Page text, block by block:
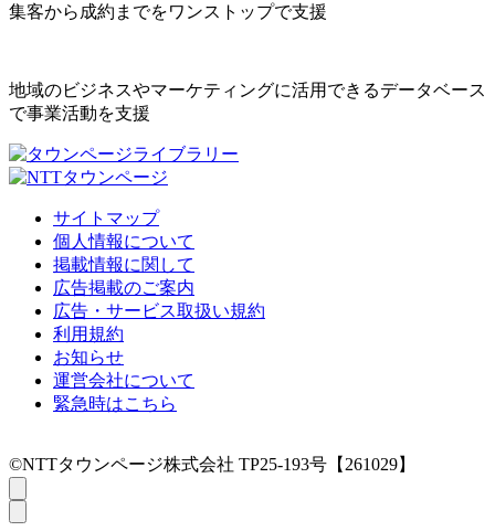
集客から成約までをワンストップで支援
地域のビジネスやマーケティングに活用できるデータベース
で事業活動を支援
サイトマップ
個人情報について
掲載情報に関して
広告掲載のご案内
広告・サービス取扱い規約
利用規約
お知らせ
運営会社について
緊急時はこちら
©NTTタウンページ株式会社 TP25-193号【261029】